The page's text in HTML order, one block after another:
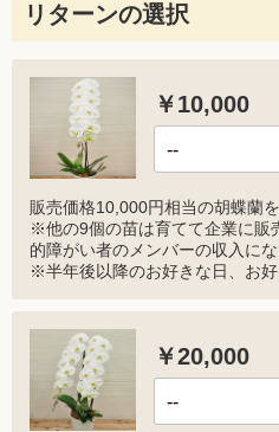
リターンの選択
￥10,000
販売価格10,000円相当の胡蝶蘭
※他の9個の苗は育てて企業に販
的障がい者のメンバーの収入にな
※半年後以降のお好きな日、お好
￥20,000